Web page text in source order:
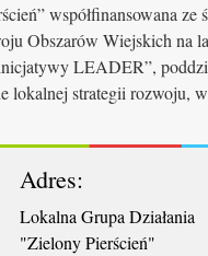
współfinansowana
Obszarów Wiejskich na
LEADER”,
lokalnej strategii rozwoju,
Adres:
Lokalna Grupa Działania
"Zielony Pierścień"